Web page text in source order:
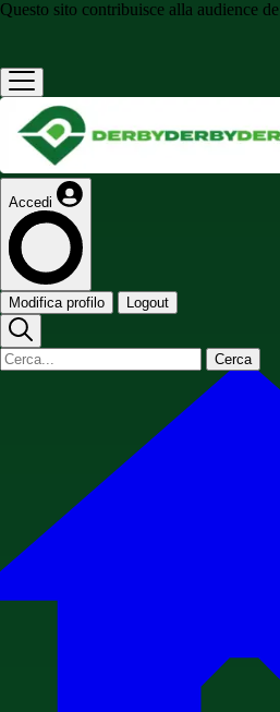
Questo sito contribuisce alla audience de
Accedi
Modifica profilo Logout
Cerca